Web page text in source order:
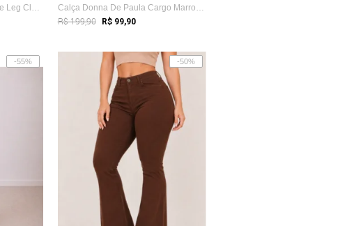
Calça Donna De Paula Wide Leg Clara Jean...
Calça Donna De Paula Cargo Marrom Femini...
R$ 199,90 R$ 99,90
-55% -50%